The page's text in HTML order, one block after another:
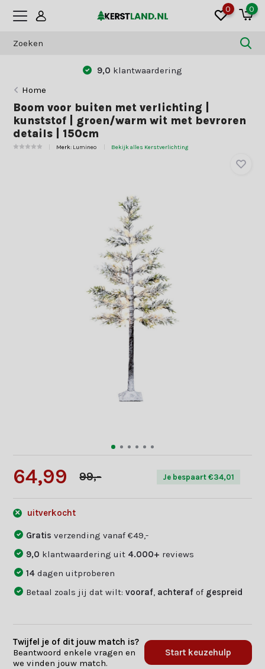
0 0
Betaal zoals jij dat wilt:
Home
Boom voor buiten met verlichting |
kunststof | groen/warm wit met bevroren
details | 150cm
Merk: Lumineo Bekijk alles Kerstverlichting
64,99 99,- Je bespaart €34,01
uitverkocht
Gratisverzending vanaf €49,-
9,0 klantwaardering uit 4.000+ reviews
14dagen uitproberen
Betaal zoals jij dat wilt:vooraf achteraf of gespreid
Twijfel je of dit jouw match is?
Beantwoord enkele vragen en
we vinden jouw match.
Start keuzehulp